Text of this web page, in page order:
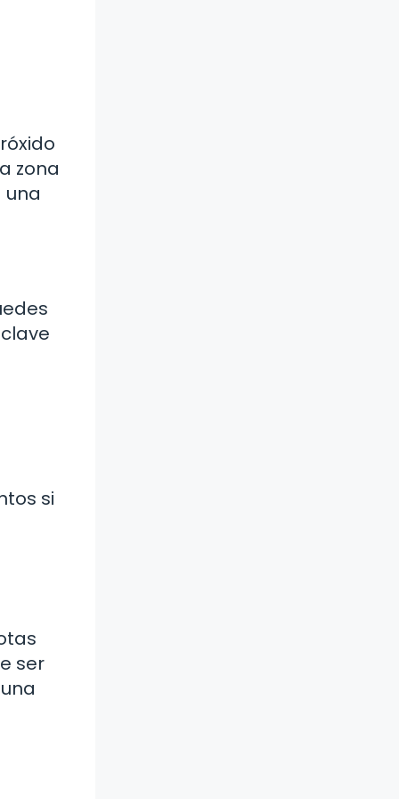
zona
una
si
ser